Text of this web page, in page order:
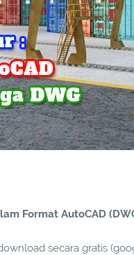
Format AutoCAD
secara gratis